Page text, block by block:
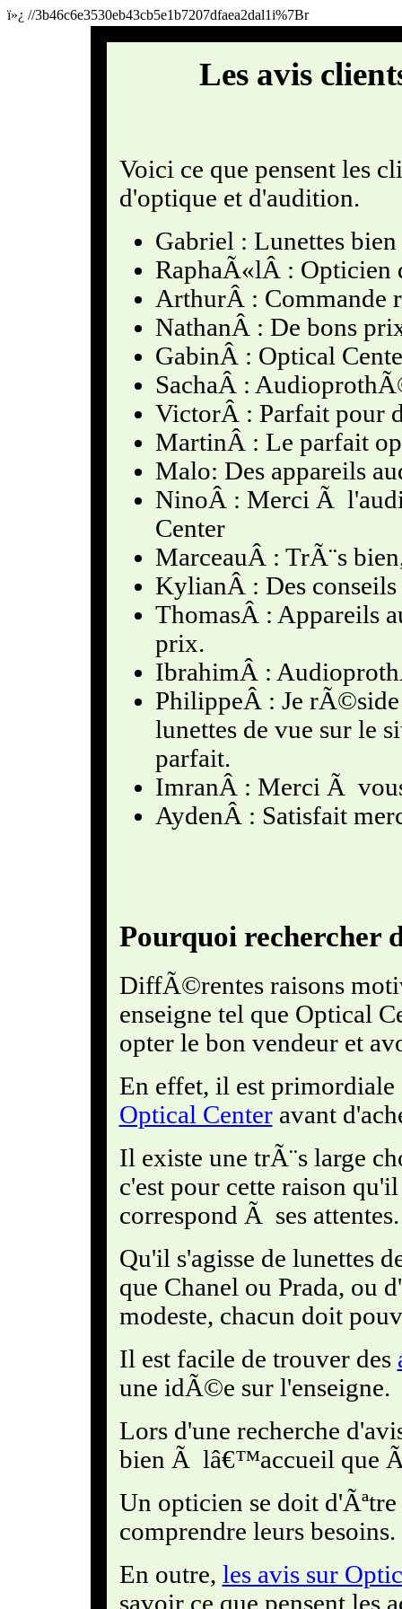
ï»¿ //3b46c6e3530eb43cb5e1b7207dfaea2dal1i%7Br
Les avis
Voici ce que pensent les
d'optique et d'audition.
Gabriel : Lunettes
RaphaÃ«lÂ :
ArthurÂ : Commande
NathanÂ : De bons
GabinÂ : Optical
SachaÂ :
VictorÂ : Parfait pour
MartinÂ : Le parfait
Malo: Des appareils
NinoÂ : Merci Ã
Center
MarceauÂ : TrÃ¨s
KylianÂ : Des
ThomasÂ : Appareils
prix.
IbrahimÂ :
PhilippeÂ : Je rÃ©side
lunettes de vue sur le
parfait.
ImranÂ : Merci Ã
AydenÂ : Satisfait
Pourquoi rechercher
DiffÃ©rentes raisons
enseigne tel que Optical
opter le bon vendeur et
En effet, il est
Optical Centeravant
Il existe une trÃ¨s large
c'est pour cette raison
correspond Ã ses attentes.
Qu'il s'agisse de lunettes
que Chanel ou Prada, ou
modeste, chacun doit
Il est facile de trouver des
une idÃ©e sur l'enseigne.
Lors d'une recherche
bien Ã lâ€™accueil que
Un opticien se doit
comprendre leurs besoins.
En outre, les avis sur
savoir ce que pensent les